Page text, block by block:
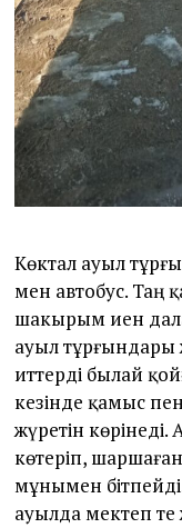
Көктал ауыл
мен автобус. Таң
шакырым иен
ауыл тұрғындары
иттерді былай
кезінде қамыс
жүретін
көтеріп,
мұнымен
ауылда мектеп те